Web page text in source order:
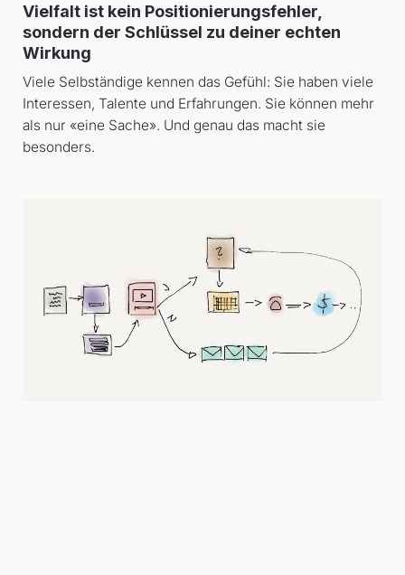
Vielfalt ist kein Positionierungsfehler,
sondern der Schlüssel zu deiner echten
Wirkung
Viele Selbständige kennen das Gefühl: Sie haben viele
Interessen, Talente und Erfahrungen. Sie können mehr
als nur «eine Sache». Und genau das macht sie
besonders.